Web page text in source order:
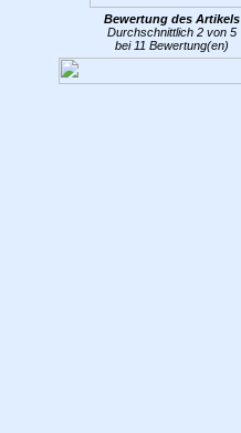
Bewertung des Artikels
Durchschnittlich 2 von 5
bei 11 Bewertung(en)